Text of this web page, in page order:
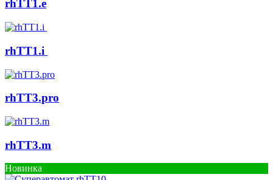
rhTT1.e
rhTT1.i
rhTT3.pro
rhTT3.m
Новинка